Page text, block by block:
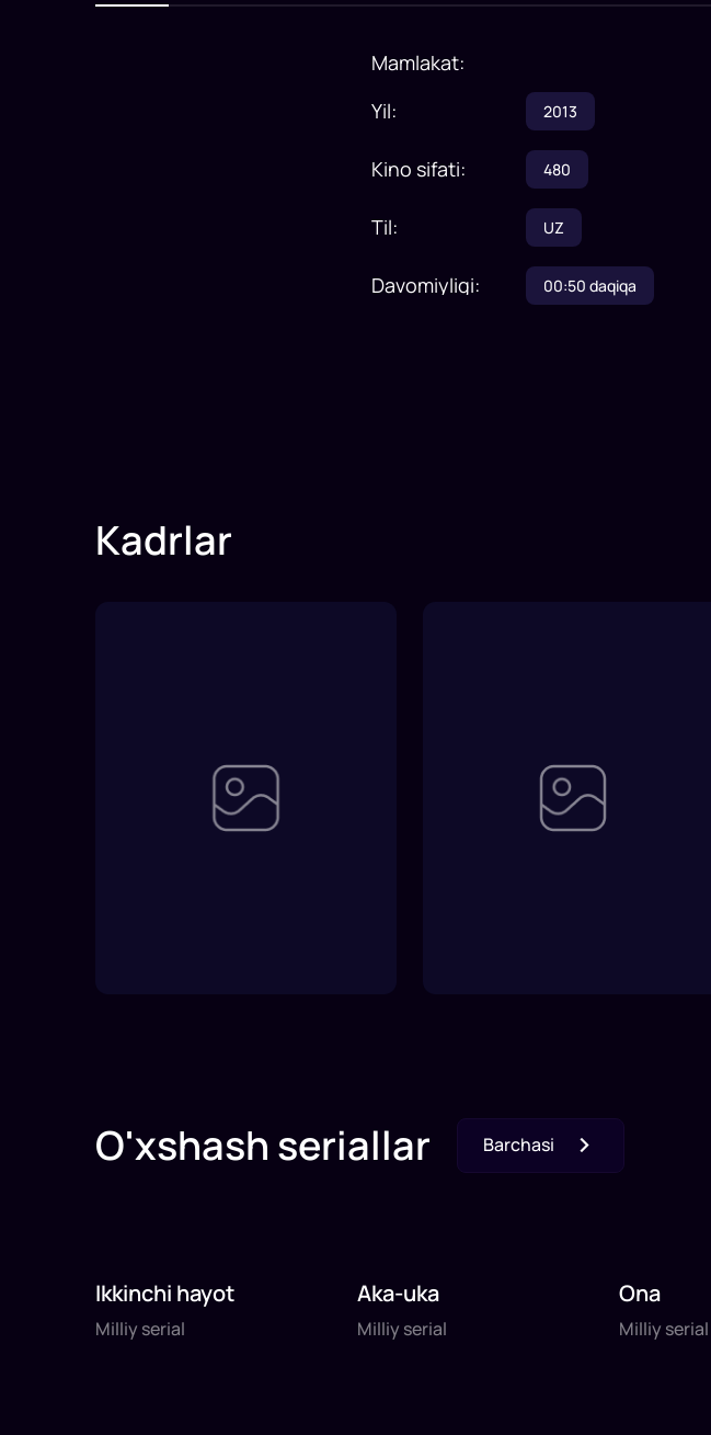
Mamlakat:
Yil: 2013
Kino sifati: 480
Til: UZ
Davomiyligi: 00:50 daqiqa
Kadrlar
O'xshash seriallar Barchasi
Milliy serial
daq
Ikkinchi hayot
Milliy serial
Milliy serial
daq
Aka-uka
Milliy serial
Milliy serial
daq
Ona
Milliy serial